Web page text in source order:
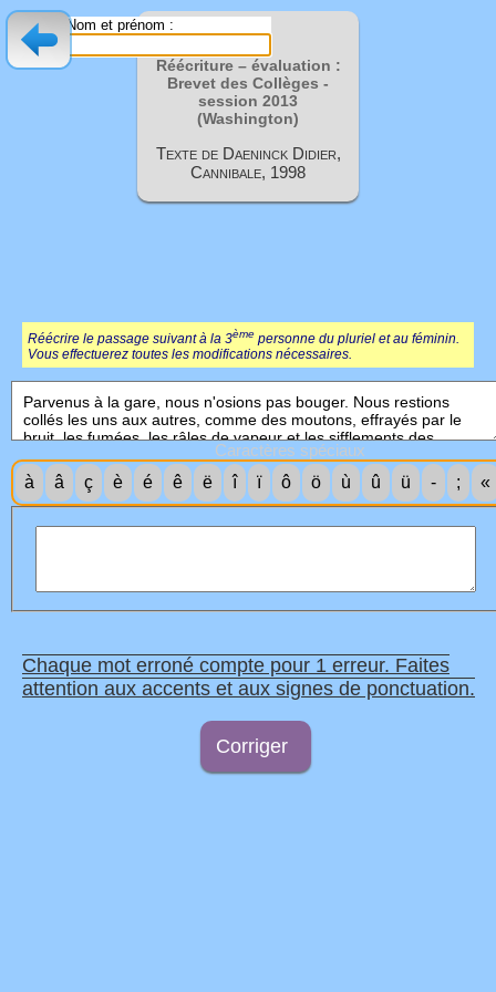
Nom et prénom :
Réécriture – évaluation :
Brevet des Collèges -
session 2013
(Washington)
Texte de Daeninck Didier,
Cannibale, 1998
Réécrire le passage suivant à la 3ème personne du pluriel et au féminin.
Vous effectuerez toutes les modifications nécessaires.
Caractères spéciaux
à
â ç è é ê ë î ï ô ö ù û ü - ; «
Chaque mot erroné compte pour 1 erreur. Faites
attention aux accents et aux signes de ponctuation.